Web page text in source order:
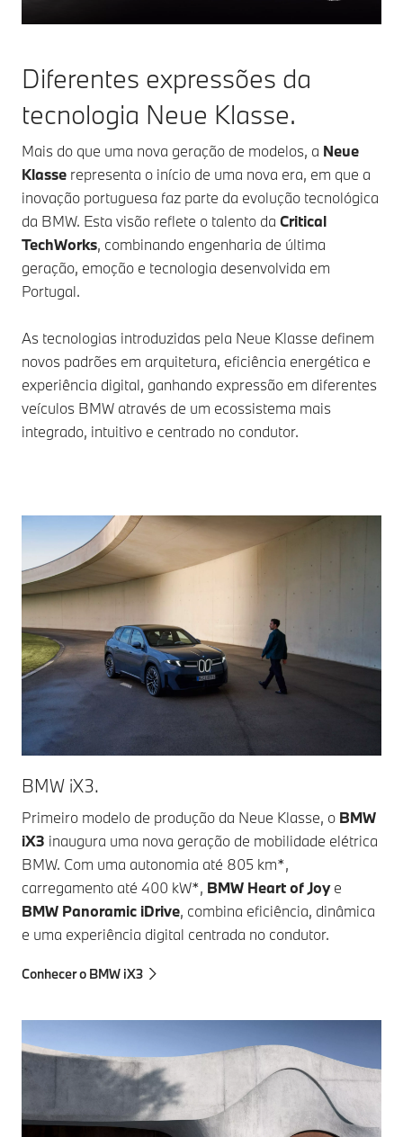
Diferentes expressões da
tecnologia Neue Klasse.
Mais do que uma nova geração de modelos, a Neue
Klasse representa o início de uma nova era, em que a
inovação portuguesa faz parte da evolução tecnológica
da BMW. Esta visão reflete o talento da Critical
TechWorks, combinando engenharia de última
geração, emoção e tecnologia desenvolvida em
Portugal.
As tecnologias introduzidas pela Neue Klasse definem
novos padrões em arquitetura, eficiência energética e
experiência digital, ganhando expressão em diferentes
veículos BMW através de um ecossistema mais
integrado, intuitivo e centrado no condutor.
BMW iX3.
Primeiro modelo de produção da Neue Klasse, o BMW
iX3 inaugura uma nova geração de mobilidade elétrica
BMW. Com uma autonomia até 805 km*,
carregamento até 400 kW*, BMW Heart of Joye
BMW Panoramic iDrive, combina eficiência, dinâmica
e uma experiência digital centrada no condutor.
Conhecer o BMW iX3